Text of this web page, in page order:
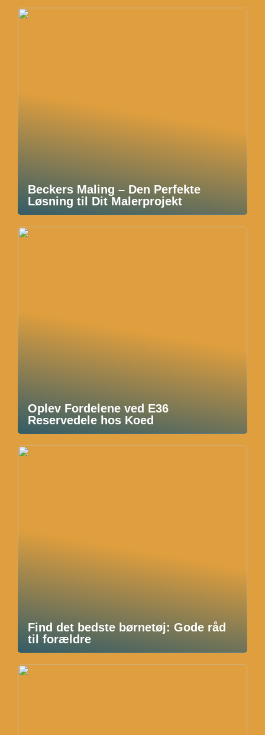
Beckers Maling – Den Perfekte
Løsning til Dit Malerprojekt
Oplev Fordelene ved E36
Reservedele hos Koed
Find det bedste børnetøj: Gode råd
til forældre